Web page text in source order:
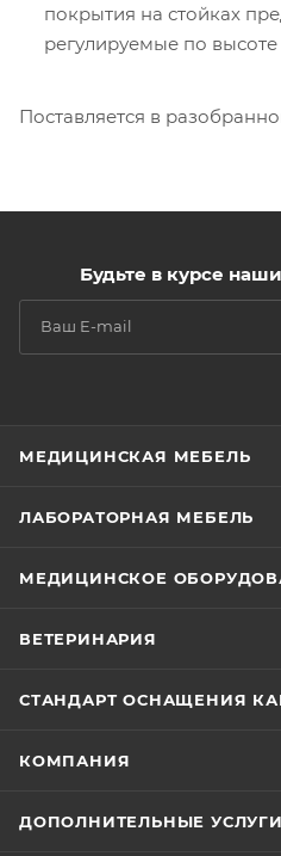
покрытия на стойках
регулируемые по
Поставляется в
Будьте в курсе
МЕДИЦИНСКАЯ МЕБЕЛЬ
ЛАБОРАТОРНАЯ МЕБЕЛЬ
МЕДИЦИНСКОЕ
ВЕТЕРИНАРИЯ
СТАНДАРТ ОСНАЩЕНИЯ
КОМПАНИЯ
ДОПОЛНИТЕЛЬНЫЕ УСЛУГИ